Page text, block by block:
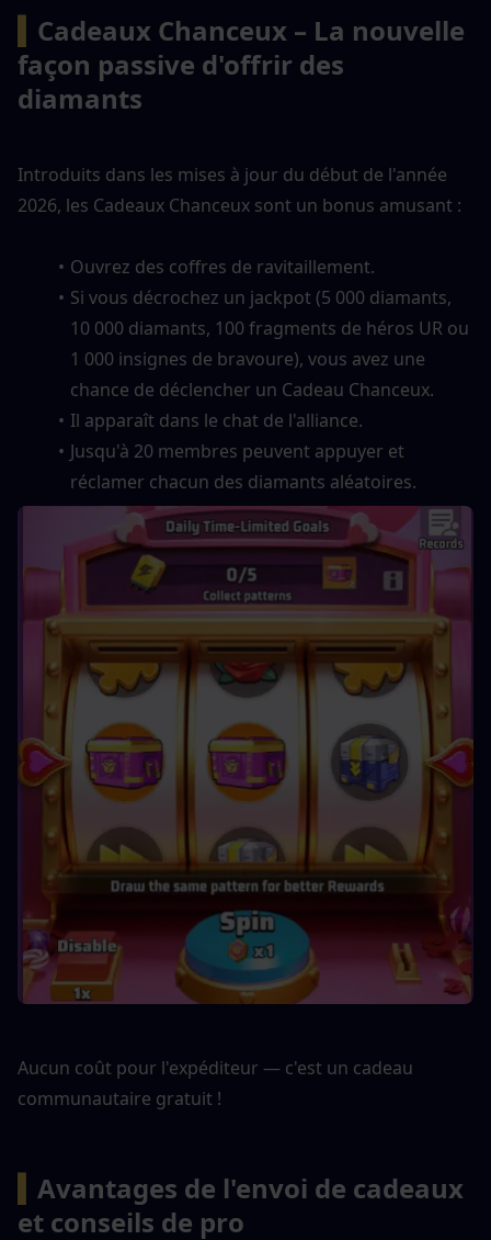
Cadeaux Chanceux – La nouvelle
façon passive d'offrir des
diamants
Introduits dans les mises à jour du début de l'année
2026, les Cadeaux Chanceux sont un bonus amusant :
Ouvrez des coffres de ravitaillement.
Si vous décrochez un jackpot (5 000 diamants,
10 000 diamants, 100 fragments de héros UR ou
1 000 insignes de bravoure), vous avez une
chance de déclencher un Cadeau Chanceux.
Il apparaît dans le chat de l'alliance.
Jusqu'à 20 membres peuvent appuyer et
réclamer chacun des diamants aléatoires.
Aucun coût pour l'expéditeur — c'est un cadeau
communautaire gratuit !
Avantages de l'envoi de cadeaux
et conseils de pro